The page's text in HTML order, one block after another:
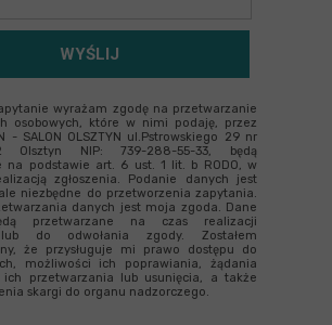
wyrażam zgodę na przetwarzanie
osobowych, które w nimi podaję, przez
- SALON OLSZTYN ul.Pstrowskiego 29 nr
Olsztyn NIP: 739-288-55-33, będą
na podstawie art. 6 ust. 1 lit. b RODO, w
zgłoszenia. Podanie danych jest
niezbędne do przetworzenia zapytania.
danych jest moja zgoda. Dane
przetwarzane na czas realizacji
lub do odwołania zgody. Zostałem
że przysługuje mi prawo dostępu do
możliwości ich poprawiania, żądania
ich przetwarzania lub usunięcia, a także
skargi do organu nadzorczego.
WYŚLIJ